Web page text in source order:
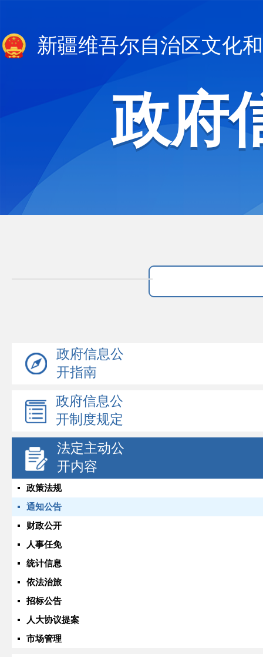
新疆维吾尔自治区文化
政府
政府信息公
开指南
政府信息公
开制度规定
法定主动公
开内容
政策法规
通知公告
财政公开
人事任免
统计信息
依法治旅
招标公告
人大协议提案
市场管理